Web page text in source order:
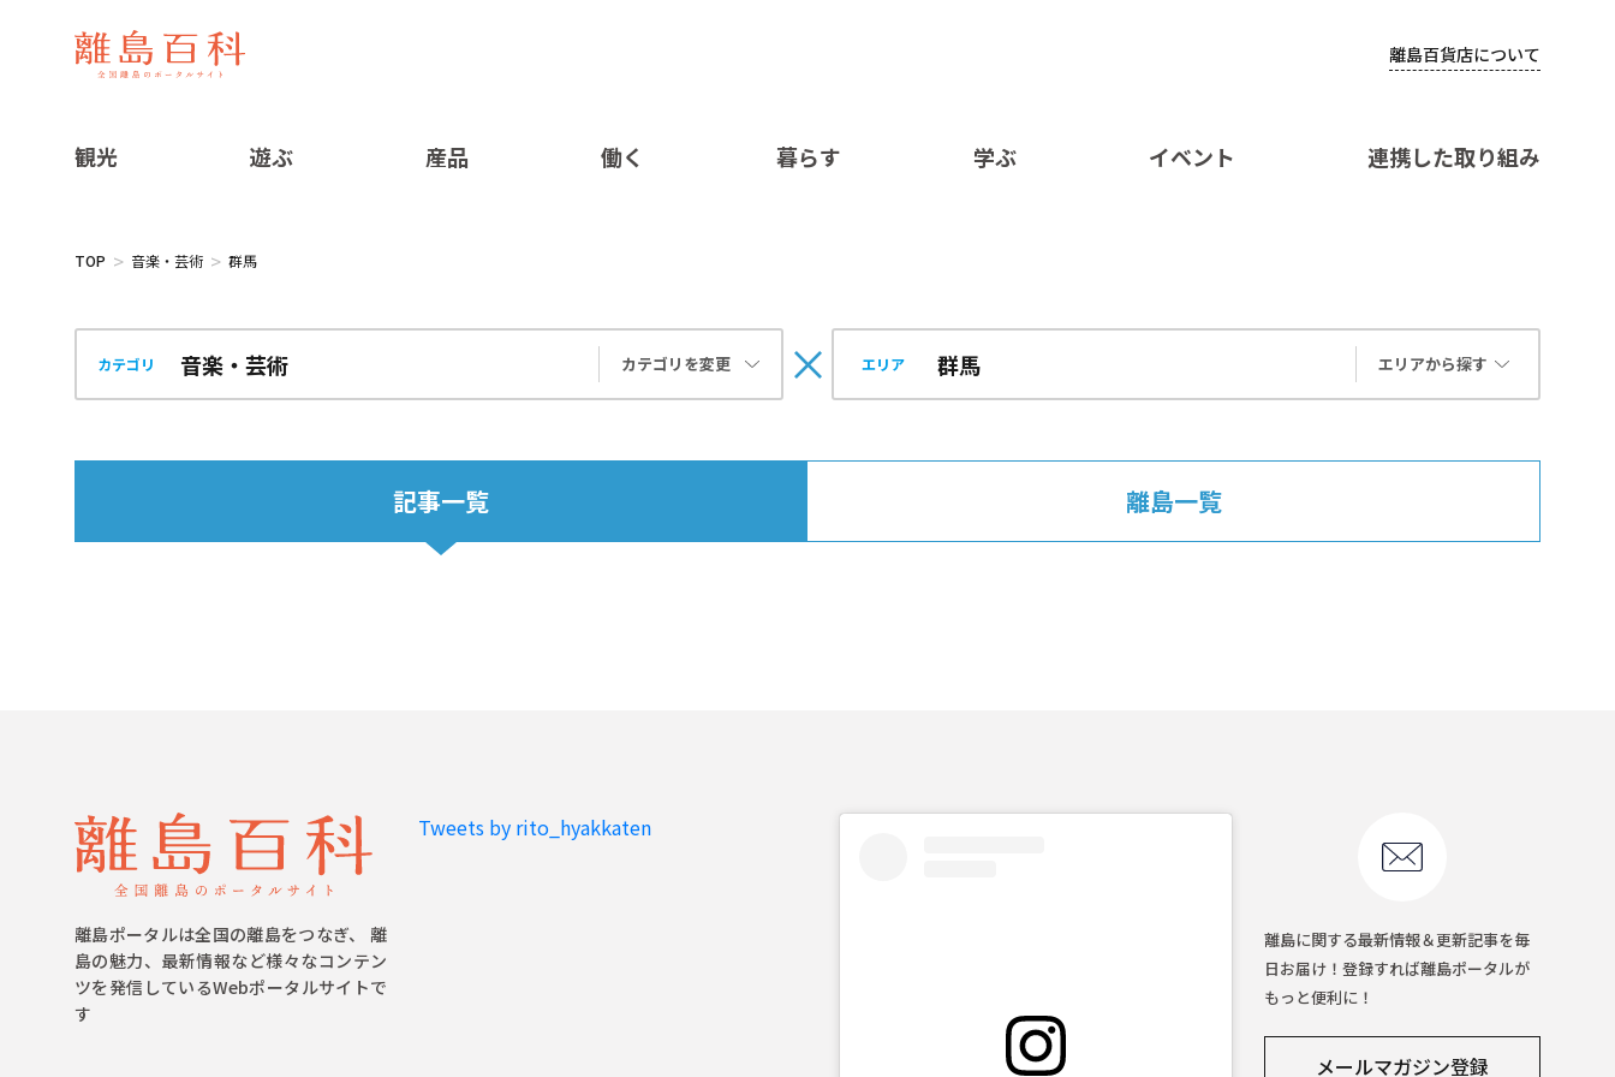
離島百貨店について
観光 遊ぶ 産品 働く 暮らす 学ぶ イベント 連携した取り組み
TOP 音楽・芸術 群馬
カテゴリ カテゴリを変更 エリア エリアから探す
記事一覧 離島一覧
離島ポータルは全国の離島をつなぎ、 離
島の魅力、最新情報など様々なコンテン
ツを発信しているWebポータルサイトで
す
Tweets by rito_hyakkaten
離島に関する最新情報＆更新記事を毎
日お届け！登録すれば離島ポータルが
もっと便利に！
メールマガジン登録